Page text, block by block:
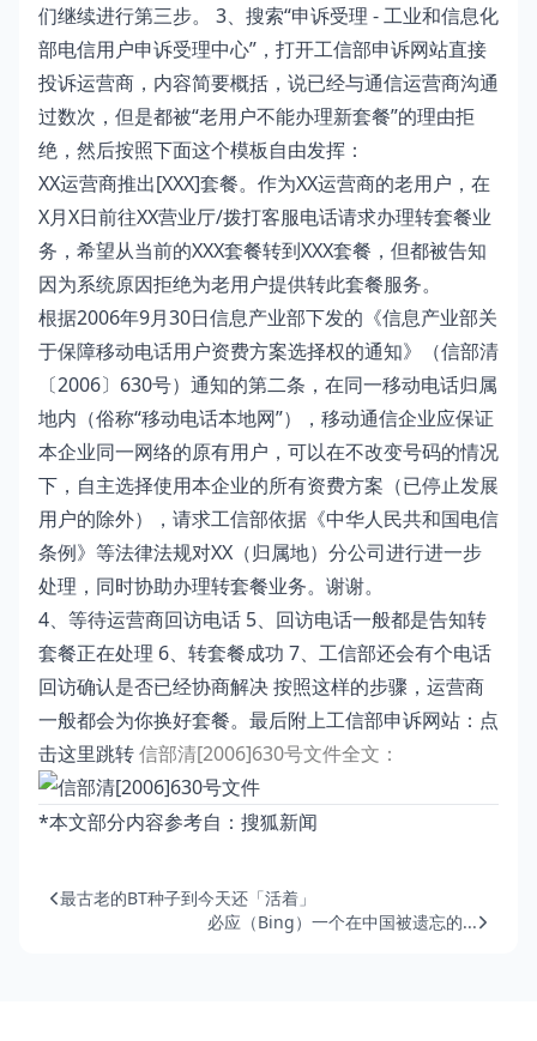
们继续进行第三步。 3、搜索“申诉受理 - 工业和信息化
部电信用户申诉受理中心”，打开工信部申诉网站直接
投诉运营商，内容简要概括，说已经与通信运营商沟通
过数次，但是都被“老用户不能办理新套餐”的理由拒
绝，然后按照下面这个模板自由发挥：
XX运营商推出[XXX]套餐。作为XX运营商的老用户，在
X月X日前往XX营业厅/拨打客服电话请求办理转套餐业
务，希望从当前的XXX套餐转到XXX套餐，但都被告知
因为系统原因拒绝为老用户提供转此套餐服务。
根据2006年9月30日信息产业部下发的《信息产业部关
于保障移动电话用户资费方案选择权的通知》（信部清
〔2006〕630号）通知的第二条，在同一移动电话归属
地内（俗称“移动电话本地网”），移动通信企业应保证
本企业同一网络的原有用户，可以在不改变号码的情况
下，自主选择使用本企业的所有资费方案（已停止发展
用户的除外），请求工信部依据《中华人民共和国电信
条例》等法律法规对XX（归属地）分公司进行进一步
处理，同时协助办理转套餐业务。谢谢。
4、等待运营商回访电话 5、回访电话一般都是告知转
套餐正在处理 6、转套餐成功 7、工信部还会有个电话
回访确认是否已经协商解决 按照这样的步骤，运营商
一般都会为你换好套餐。最后附上工信部申诉网站： 点
击这里跳转信部清[2006]630号文件全文：
*本文部分内容参考自： 搜狐新闻
最古老的BT种子到今天还「活着」
必应（Bing）一个在中国被遗忘的...